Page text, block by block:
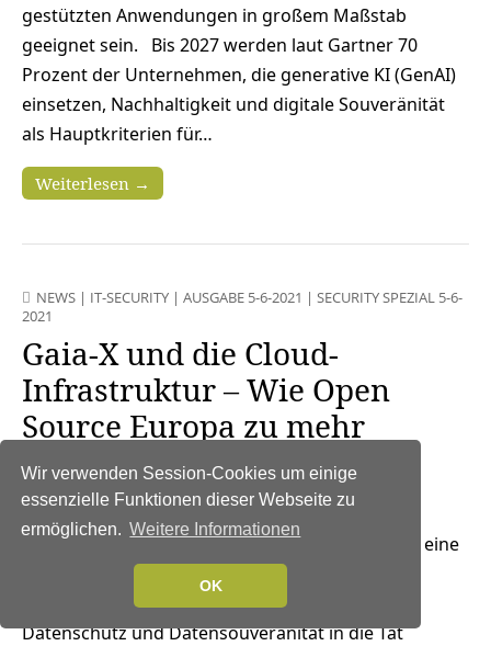
Wir verwenden Session-Cookies um einige
essenzielle Funktionen dieser Webseite zu
ermöglichen. Weitere Informationen
OK
gestützten Anwendungen in großem Maßstab
geeignet sein. Bis 2027 werden laut Gartner 70
Prozent der Unternehmen, die generative KI (GenAI)
einsetzen, Nachhaltigkeit und digitale Souveränität
als Hauptkriterien für…
Weiterlesen →
NEWS | IT-SECURITY | AUSGABE 5-6-2021 | SECURITY SPEZIAL 5-6-
2021
Gaia-X und die Cloud-
Infrastruktur – Wie Open
Source Europa zu mehr
Datensouveränität verhilft
18. Juni 2021
Europa braucht dringend eine
eigene Cloud-Infrastruktur. Nur auf diesem Weg
lassen sich die europäischen Vorstellungen von
Datenschutz und Datensouveränität in die Tat